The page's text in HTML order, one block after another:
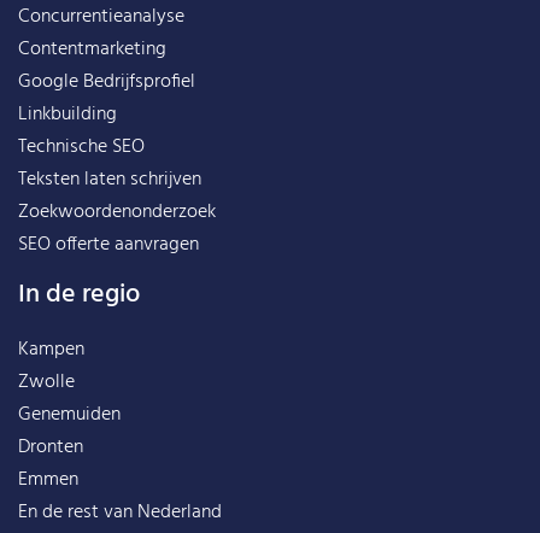
Concurrentieanalyse
Contentmarketing
Google Bedrijfsprofiel
Linkbuilding
Technische SEO
Teksten laten schrijven
Zoekwoordenonderzoek
SEO offerte aanvragen
In de regio
Kampen
Zwolle
Genemuiden
Dronten
Emmen
En de rest vanNederland